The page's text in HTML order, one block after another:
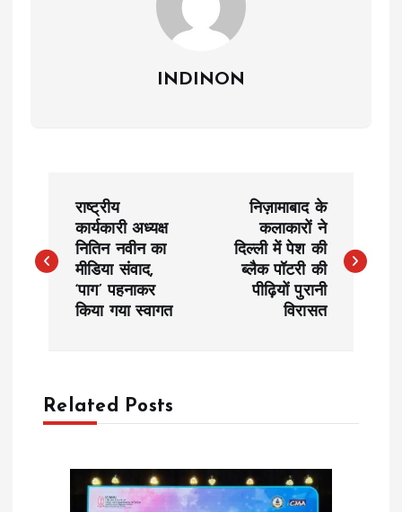
INDINON
s
a
राष्ट्रीय
कार्यकारी अध्यक्ष
नितिन नवीन का
मीडिया संवाद,
‘पाग’ पहनाकर
किया गया स्वागत
निज़ामाबाद के
कलाकारों ने
दिल्ली में पेश की
ब्लैक पॉटरी की
पीढ़ियों पुरानी
विरासत
Related Posts